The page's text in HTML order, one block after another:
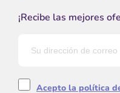
¡Recibe las mejores
Acepto la política